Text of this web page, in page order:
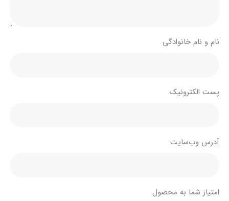
نام و نام خانوادگی
پست الکترونیک
آدرس وب‌سایت
امتیاز شما به محصول